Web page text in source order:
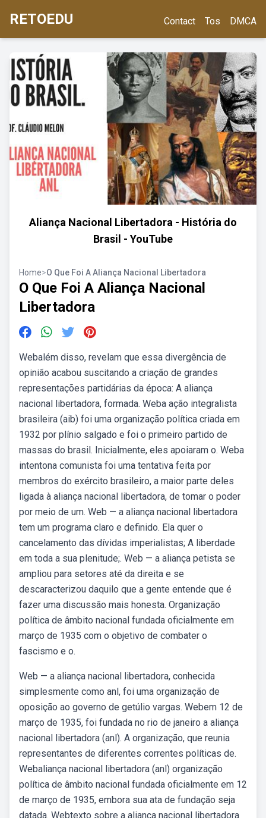
RETOEDU Contact Tos DMCA
Aliança Nacional Libertadora - História do
Brasil - YouTube
Home>O Que Foi A Aliança Nacional Libertadora
O Que Foi A Aliança Nacional
Libertadora
Webalém disso, revelam que essa divergência de
opinião acabou suscitando a criação de grandes
representações partidárias da época: A aliança
nacional libertadora, formada. Weba ação integralista
brasileira (aib) foi uma organização política criada em
1932 por plínio salgado e foi o primeiro partido de
massas do brasil. Inicialmente, eles apoiaram o. Weba
intentona comunista foi uma tentativa feita por
membros do exército brasileiro, a maior parte deles
ligada à aliança nacional libertadora, de tomar o poder
por meio de um. Web — a aliança nacional libertadora
tem um programa claro e definido. Ela quer o
cancelamento das dívidas imperialistas; A liberdade
em toda a sua plenitude;. Web — a aliança petista se
ampliou para setores até da direita e se
descaracterizou daquilo que a gente entende que é
fazer uma discussão mais honesta. Organização
política de âmbito nacional fundada oficialmente em
março de 1935 com o objetivo de combater o
fascismo e o.
Web — a aliança nacional libertadora, conhecida
simplesmente como anl, foi uma organização de
oposição ao governo de getúlio vargas. Webem 12 de
março de 1935, foi fundada no rio de janeiro a aliança
nacional libertadora (anl). A organização, que reunia
representantes de diferentes correntes políticas de.
Webaliança nacional libertadora (anl) organização
política de âmbito nacional fundada oficialmente em 12
de março de 1935, embora sua ata de fundação seja
datada. Webtexto sobre a aliança nacional libertadora